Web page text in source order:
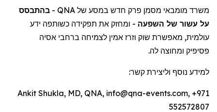
משרד מומבאי מסמן פרק חדש במסע של QNA
- בהתבסס
על עשור של השפעה - ומחזק את תפקידה כשותפה ידע
עולמית, מאפשרת שוק וזרז אמין לצמיחה ברחבי אסיה
פסיפיק ומחוצה לה.
למידע נוסף וליצירת קשר:
Ankit Shukla, MD, QNA, info@qna-events.com, +971
552572807